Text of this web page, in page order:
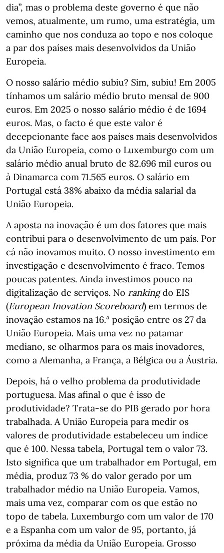
dia”, mas o problema deste governo é que não
vemos, atualmente, um rumo, uma estratégia, um
caminho que nos conduza ao topo e nos coloque
a par dos países mais desenvolvidos da União
Europeia.
O nosso salário médio subiu? Sim, subiu! Em 2005
tínhamos um salário médio bruto mensal de 900
euros. Em 2025 o nosso salário médio é de 1694
euros. Mas, o facto é que este valor é
decepcionante face aos países mais desenvolvidos
da União Europeia, como o Luxemburgo com um
salário médio anual bruto de 82.696 mil euros ou
à Dinamarca com 71.565 euros. O salário em
Portugal está 38% abaixo da média salarial da
União Europeia.
A aposta na inovação é um dos fatores que mais
contribui para o desenvolvimento de um país. Por
cá não inovamos muito. O nosso investimento em
investigação e desenvolvimento é fraco. Temos
poucas patentes. Ainda investimos pouco na
digitalização de serviços. No rankingdo EIS
(European Inovation Scoreboard) em termos de
inovação estamos na 16.ª posição entre os 27 da
União Europeia. Mais uma vez no patamar
mediano, se olharmos para os mais inovadores,
como a Alemanha, a França, a Bélgica ou a Áustria.
Depois, há o velho problema da produtividade
portuguesa. Mas afinal o que é isso de
produtividade? Trata-se do PIB gerado por hora
trabalhada. A União Europeia para medir os
valores de produtividade estabeleceu um índice
que é 100. Nessa tabela, Portugal tem o valor 73.
Isto significa que um trabalhador em Portugal, em
média, produz 73 % do valor gerado por um
trabalhador médio na União Europeia. Vamos,
mais uma vez, comparar com os que estão no
topo de tabela. Luxemburgo com um valor de 170
e a Espanha com um valor de 95, portanto, já
próxima da média da União Europeia. Grosso